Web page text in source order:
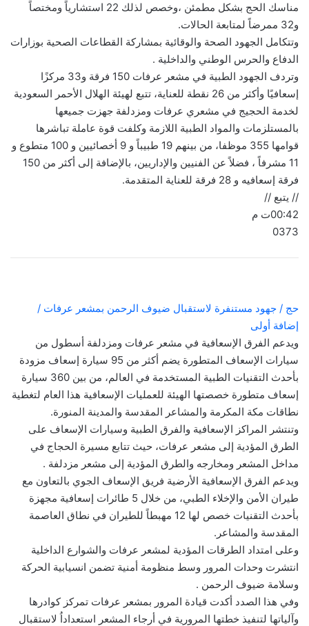
مناسك الحج بشكل مطمئن ،وخصص لذلك 22 استشارياً ومختصاً
و32 ممرضاً لمتابعة الحالات.
وتتكامل الجهود الصحة والوقائية بمشاركة القطاعات الصحية بوزارات
الدفاع والحرس الوطني والداخلية .
وتردف الجهود الطبية في مشعر عرفات 150 فرقة و33 مركزًا
إسعافيًا وأكثر من 26 نقطة للعناية، تتبع لهيئة الهلال الأحمر السعودية
لخدمة الحجيج في مشعري عرفات ومزدلفة جهزت جميعها
بالمستلزمات والمواد الطبية اللازمة وكلفت قوة عاملة تباشرها
قوامها 355 موظفا، من بينهم 19 طبيباً و 9 أخصائيين و 100 متطوع و
11 مشرفاً ، فضلاً عن الفنيين والإداريين، بالإضافة إلى أكثر من 150
فرقة إسعافيه و 28 فرقة للعناية المتقدمة.
// يتبع //
00:42ت م
0373
حج / جهود مستنفرة لاستقبال ضيوف الرحمن بمشعر عرفات /
إضافة أولى
ويدعم الفرق الإسعافية في مشعر عرفات ومزدلفة أسطول من
سيارات الإسعاف المتطورة يضم أكثر من 95 سيارة إسعاف مزودة
بأحدث التقنيات الطبية المستخدمة في العالم، من بين 360 سيارة
إسعاف متطورة خصصتها الهيئة للعمليات الإسعافية هذا العام لتغطية
نطاقات مكة المكرمة والمشاعر المقدسة والمدينة المنورة.
وتنتشر المراكز الإسعافية والفرق الطبية وسيارات الإسعاف على
الطرق المؤدية إلى مشعر عرفات، حيث تتابع مسيرة الحجاج في
مداخل المشعر ومخارجه والطرق المؤدية إلى مشعر مزدلفة .
ويدعم الفرق الإسعافية الأرضية فريق الإسعاف الجوي بالتعاون مع
طيران الأمن والإخلاء الطبي، من خلال 5 طائرات إسعافية مجهزة
بأحدث التقنيات خصص لها 12 مهبطاً للطيران في نطاق العاصمة
المقدسة والمشاعر.
وعلى امتداد الطرقات المؤدية لمشعر عرفات والشوارع الداخلية
انتشرت وحدات المرور وسط منظومة أمنية تضمن انسيابية الحركة
وسلامة ضيوف الرحمن .
وفي هذا الصدد أكدت قيادة المرور بمشعر عرفات تمركز كوادرها
وآلياتها لتنفيذ خطتها المرورية في أرجاء المشعر استعداداُ لاستقبال